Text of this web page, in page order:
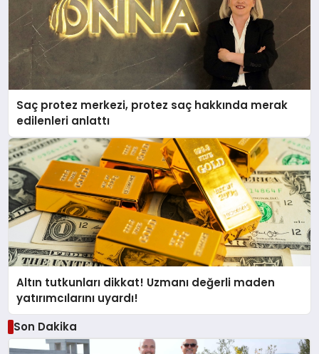
Saç protez merkezi, protez saç hakkında merak
edilenleri anlattı
Altın tutkunları dikkat! Uzmanı değerli maden
yatırımcılarını uyardı!
Son Dakika